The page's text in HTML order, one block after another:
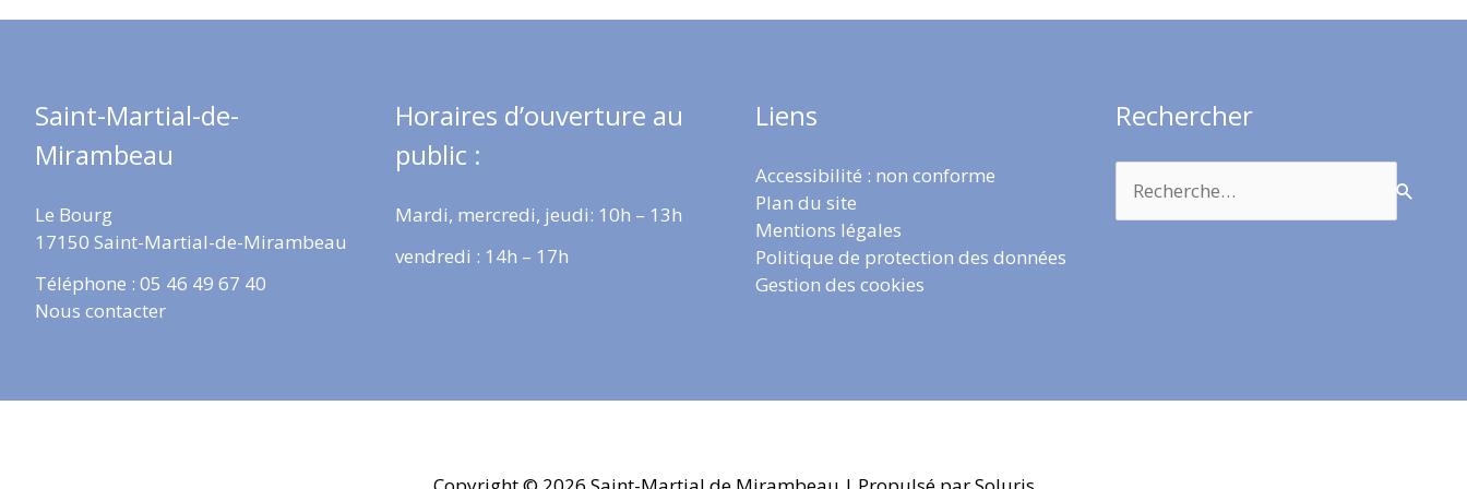
Saint-Martial-de-
Mirambeau
Le Bourg
17150 Saint-Martial-de-Mirambeau
Téléphone : 05 46 49 67 40
Nous contacter
Horaires d’ouverture au
public :
Mardi, mercredi, jeudi: 10h – 13h
vendredi : 14h – 17h
Liens
Accessibilité : non conforme
Plan du site
Mentions légales
Politique de protection des données
Gestion des cookies
Rechercher